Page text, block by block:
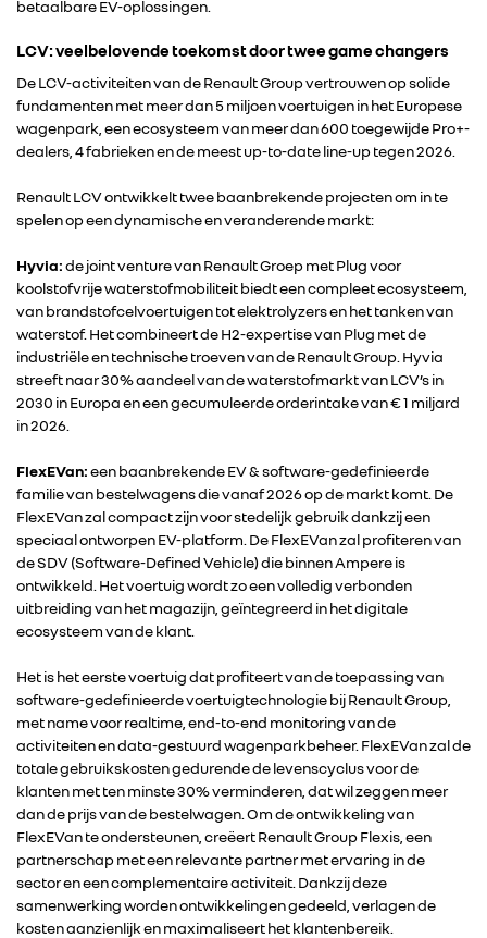
FOTO’S & VIDEO’S
IN DE MEDIA
CONTACT
betaalbare EV-oplossingen.
LCV: veelbelovende toekomst door twee game changers
De LCV-activiteiten van de Renault Group vertrouwen op solide
fundamenten met meer dan 5 miljoen voertuigen in het Europese
wagenpark, een ecosysteem van meer dan 600 toegewijde Pro+-
dealers, 4 fabrieken en de meest up-to-date line-up tegen 2026.
Renault LCV ontwikkelt twee baanbrekende projecten om in te
spelen op een dynamische en veranderende markt:
Hyvia:de joint venture van Renault Groep met Plug voor
koolstofvrije waterstofmobiliteit biedt een compleet ecosysteem,
van brandstofcelvoertuigen tot elektrolyzers en het tanken van
waterstof. Het combineert de H2-expertise van Plug met de
industriële en technische troeven van de Renault Group. Hyvia
streeft naar 30% aandeel van de waterstofmarkt van LCV’s in
2030 in Europa en een gecumuleerde orderintake van € 1 miljard
in 2026.
FlexEVan:een baanbrekende EV & software-gedefinieerde
familie van bestelwagens die vanaf 2026 op de markt komt. De
FlexEVan zal compact zijn voor stedelijk gebruik dankzij een
speciaal ontworpen EV-platform. De FlexEVan zal profiteren van
de SDV (Software-Defined Vehicle) die binnen Ampere is
ontwikkeld. Het voertuig wordt zo een volledig verbonden
uitbreiding van het magazijn, geïntegreerd in het digitale
ecosysteem van de klant.
Het is het eerste voertuig dat profiteert van de toepassing van
software-gedefinieerde voertuigtechnologie bij Renault Group,
met name voor realtime, end-to-end monitoring van de
activiteiten en data-gestuurd wagenparkbeheer. FlexEVan zal de
totale gebruikskosten gedurende de levenscyclus voor de
klanten met ten minste 30% verminderen, dat wil zeggen meer
dan de prijs van de bestelwagen. Om de ontwikkeling van
FlexEVan te ondersteunen, creëert Renault Group Flexis, een
partnerschap met een relevante partner met ervaring in de
sector en een complementaire activiteit. Dankzij deze
samenwerking worden ontwikkelingen gedeeld, verlagen de
kosten aanzienlijk en maximaliseert het klantenbereik.